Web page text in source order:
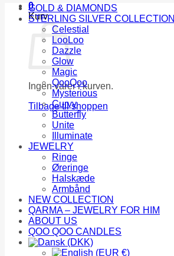
0
Kurv
Ingen varer i kurven.
Tilbage til shoppen
GOLD & DIAMONDS
STERLING SILVER COLLECTION
Celestial
LooLoo
Dazzle
Glow
Magic
QooQoo
Mysterious
Curvy
Butterfly
Unite
Illuminate
JEWELRY
Ringe
Øreringe
Halskæde
Armbånd
NEW COLLECTION
QARMA – JEWELRY FOR HIM
ABOUT US
QOO QOO CANDLES